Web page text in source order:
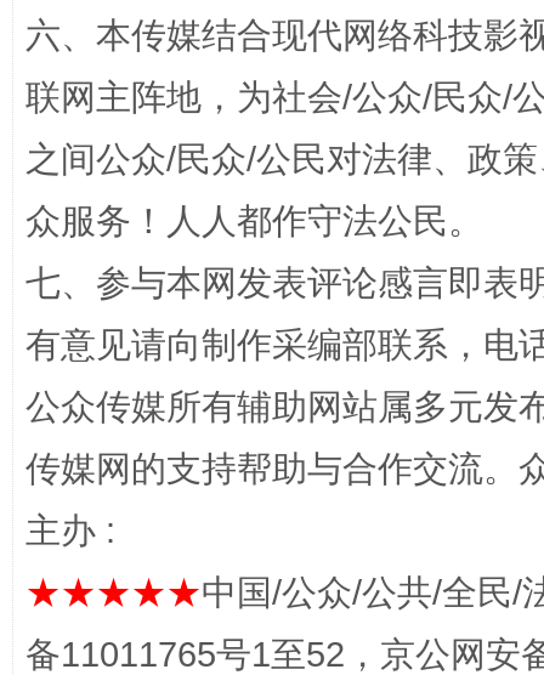
招工难、用工荒背后
网上购药对药下症？
六、本传媒结合现代网络科技影
联网主阵地，为社会/公众/民众/
之间公众/民众/公民对法律、政
众服务！人人都作守法公民。
七、参与本网发表评论感言即表
有意见请向制作采编部联系，电
公众传媒所有辅助网站属多元发
传媒网的支持帮助与合作交流。
主办 :
★★★★★中国/公众/公共/全民/
备11011765号1至52，京公网安